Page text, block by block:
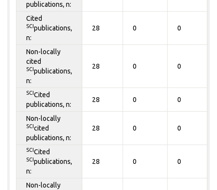
publications, n:
Cited
SCIpublications,
n:
28 0 0
Non-locally
cited
SCIpublications,
n:
28 0 0
SCICited
publications, n:
28 0 0
Non-locally
SCIcited
publications, n:
28 0 0
SCICited
SCIpublications,
n:
28 0 0
Non-locally